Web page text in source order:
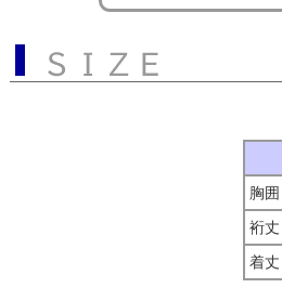
胸囲
裄丈
着丈